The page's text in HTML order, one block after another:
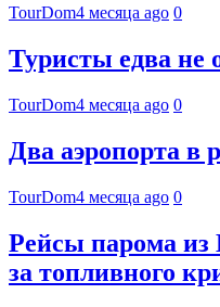
TourDom4 месяца ago 0
Туристы едва не
TourDom4 месяца ago 0
Два аэропорта в
TourDom4 месяца ago 0
Рейсы парома
за топливного